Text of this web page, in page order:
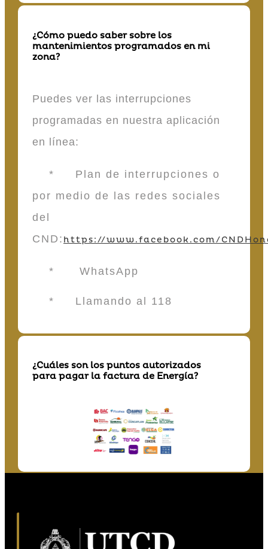
¿Cómo puedo saber sobre los
mantenimientos programados en mi
zona?
Puedes ver las interrupciones
programadas en nuestra aplicación
en línea:
* Plan de interrupciones o
por medio de las redes sociales
del
CND: https://www.facebook.com/
* WhatsApp
* Llamando al 118
¿Cuáles son los puntos autorizados
para pagar la factura de Energía?